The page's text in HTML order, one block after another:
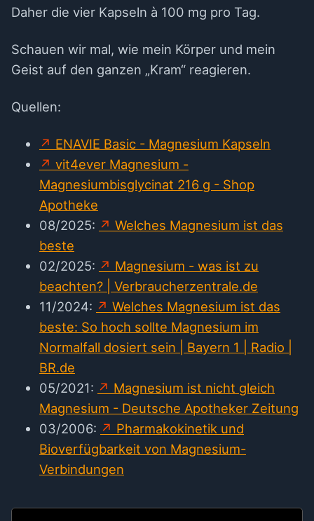
Daher die vier Kapseln à 100 mg pro Tag.
Schauen wir mal, wie mein Körper und mein
Geist auf den ganzen „Kram“ reagieren.
Quellen:
ENAVIE Basic - Magnesium Kapseln
vit4ever Magnesium -
Magnesiumbisglycinat 216 g - Shop
Apotheke
08/2025:
Welches Magnesium ist das
beste
02/2025:
Magnesium - was ist zu
beachten? | Verbraucherzentrale.de
11/2024:
Welches Magnesium ist das
beste: So hoch sollte Magnesium im
Normalfall dosiert sein | Bayern 1 | Radio |
BR.de
05/2021:
Magnesium ist nicht gleich
Magnesium - Deutsche Apotheker Zeitung
03/2006:
Pharmakokinetik und
Bioverfügbarkeit von Magnesium-
Verbindungen